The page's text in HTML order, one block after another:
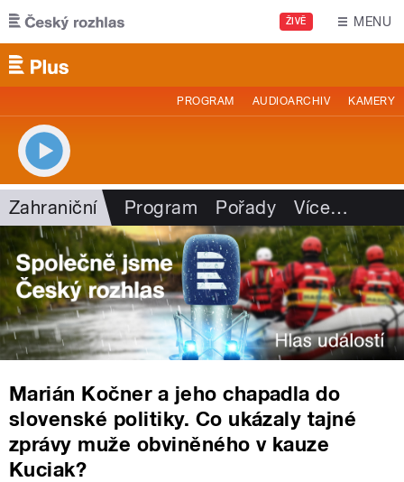
Přejít k hlavnímu obsahu
ŽIVĚ MENU
PROGRAM AUDIOARCHIV KAMERY
Zahraniční Program Pořady Více…
Marián Kočner a jeho chapadla do
slovenské politiky. Co ukázaly tajné
zprávy muže obviněného v kauze
Kuciak?